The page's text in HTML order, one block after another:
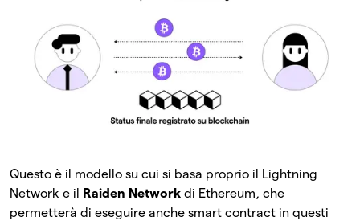
Questo è il modello su cui si basa proprio il Lightning
Network e il
Raiden Network di Ethereum, che
permetterà di eseguire anche smart contract in questi